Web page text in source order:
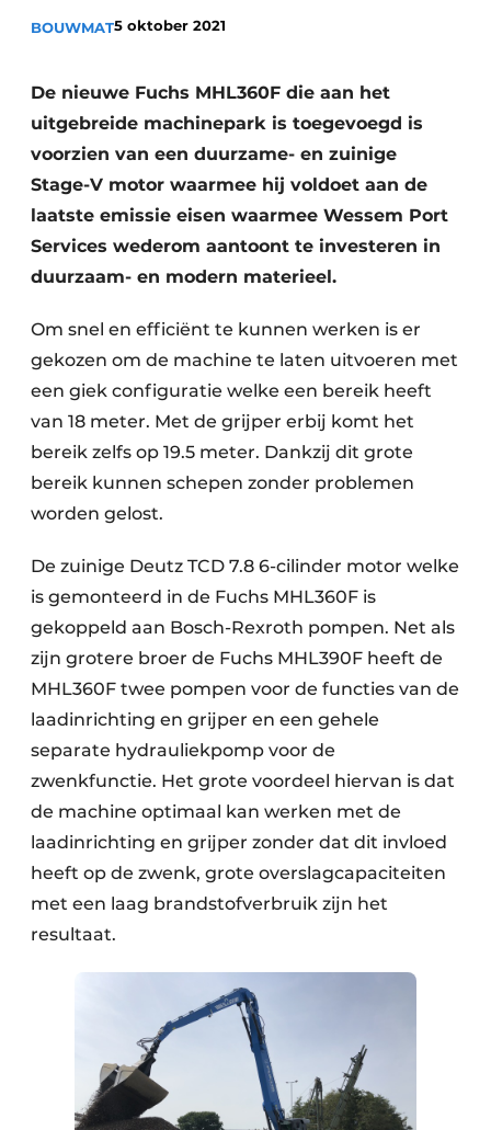
Duurzaamheid & Innovatie
Fundering
Kopen/Huren/Leasen
Sloop & Recycling
Bouwtransport
BOUWMAT5 oktober 2021
De nieuwe Fuchs MHL360F die aan het
uitgebreide machinepark is toegevoegd is
voorzien van een duurzame- en zuinige
Stage-V motor waarmee hij voldoet aan de
laatste emissie eisen waarmee Wessem Port
Services wederom aantoont te investeren in
duurzaam- en modern materieel.
Om snel en efficiënt te kunnen werken is er
gekozen om de machine te laten uitvoeren met
een giek configuratie welke een bereik heeft
van 18 meter. Met de grijper erbij komt het
bereik zelfs op 19.5 meter. Dankzij dit grote
bereik kunnen schepen zonder problemen
worden gelost.
De zuinige Deutz TCD 7.8 6-cilinder motor welke
is gemonteerd in de Fuchs MHL360F is
gekoppeld aan Bosch-Rexroth pompen. Net als
zijn grotere broer de Fuchs MHL390F heeft de
MHL360F twee pompen voor de functies van de
laadinrichting en grijper en een gehele
separate hydrauliekpomp voor de
zwenkfunctie. Het grote voordeel hiervan is dat
de machine optimaal kan werken met de
laadinrichting en grijper zonder dat dit invloed
heeft op de zwenk, grote overslagcapaciteiten
met een laag brandstofverbruik zijn het
resultaat.